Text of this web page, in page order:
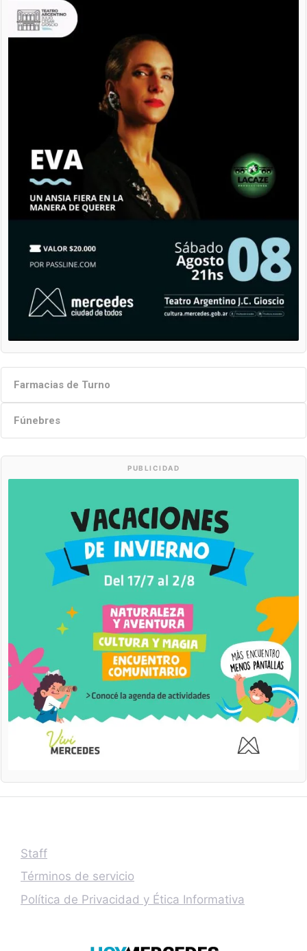
Farmacias de Turno
Fúnebres
PUBLICIDAD
Staff
Términos de servicio
Política de Privacidad y Ética Informativa